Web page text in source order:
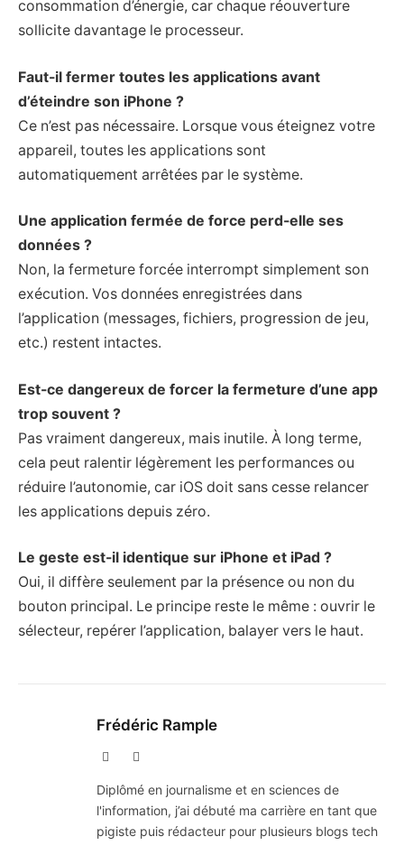
consommation d’énergie, car chaque réouverture
sollicite davantage le processeur.
Faut-il fermer toutes les applications avant
d’éteindre son iPhone ?
Ce n’est pas nécessaire. Lorsque vous éteignez votre
appareil, toutes les applications sont
automatiquement arrêtées par le système.
Une application fermée de force perd-elle ses
données ?
Non, la fermeture forcée interrompt simplement son
exécution. Vos données enregistrées dans
l’application (messages, fichiers, progression de jeu,
etc.) restent intactes.
Est-ce dangereux de forcer la fermeture d’une app
trop souvent ?
Pas vraiment dangereux, mais inutile. À long terme,
cela peut ralentir légèrement les performances ou
réduire l’autonomie, car iOS doit sans cesse relancer
les applications depuis zéro.
Le geste est-il identique sur iPhone et iPad ?
Oui, il diffère seulement par la présence ou non du
bouton principal. Le principe reste le même : ouvrir le
sélecteur, repérer l’application, balayer vers le haut.
Frédéric Rample
Diplômé en journalisme et en sciences de
l'information, j’ai débuté ma carrière en tant que
pigiste puis rédacteur pour plusieurs blogs tech